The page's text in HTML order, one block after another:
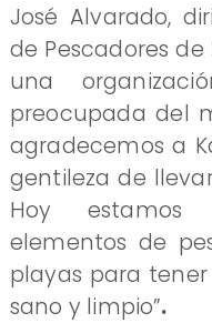
José Alvarado,
de Pescadores
una
preocupada del
agradecemos a
gentileza de
Hoy
elementos de
playas para
sano y limpio”.